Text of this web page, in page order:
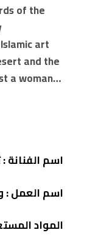
of the
art
and the
a woman…
اسم الفنانة
اسم العمل :
المواد